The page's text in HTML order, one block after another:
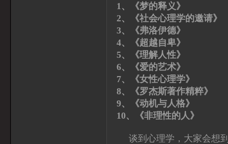
1、《梦的释义
2、《社会心理学的邀
3、《弗洛伊德》
4、《超越自卑
5、《理解人性
6、《爱的艺术
7、《女性心理学
8、《罗杰斯著作精粹
9、《动机与人格
10、《非理性的人
谈到心理学，大家会想